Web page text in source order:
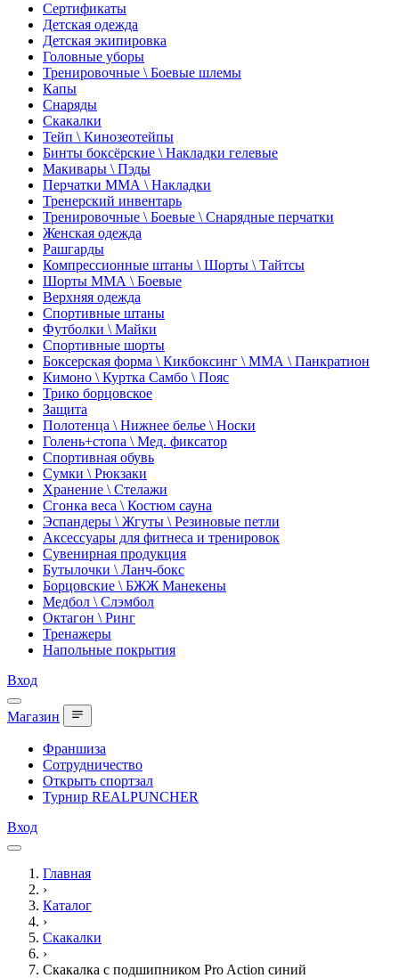
Сертификаты
Детская одежда
Детская экипировка
Головные уборы
Тренировочные \ Боевые шлемы
Капы
Снаряды
Скакалки
Тейп \ Кинозеотейпы
Бинты боксёрские \ Накладки гелевые
Макивары \ Пэды
Перчатки ММА \ Накладки
Тренерский инвентарь
Тренировочные \ Боевые \ Снарядные перчатки
Женская одежда
Рашгарды
Компрессионные штаны \ Шорты \ Тайтсы
Шорты ММА \ Боевые
Верхняя одежда
Спортивные штаны
Футболки \ Майки
Спортивные шорты
Боксерская форма \ Кикбоксинг \ ММА \ Панкратион
Кимоно \ Куртка Самбо \ Пояс
Трико борцовское
Защита
Полотенца \ Нижнее белье \ Носки
Голень+стопа \ Мед. фиксатор
Спортивная обувь
Сумки \ Рюкзаки
Хранение \ Стелажи
Сгонка веса \ Костюм сауна
Эспандеры \ Жгуты \ Резиновые петли
Аксессуары для фитнеса и тренировок
Сувенирная продукция
Бутылочки \ Ланч-бокс
Борцовские \ БЖЖ Манекены
Медбол \ Слэмбол
Октагон \ Ринг
Тренажеры
Напольные покрытия
Вход
Магазин
Франшиза
Сотрудничество
Открыть спортзал
Турнир REALPUNCHER
Вход
Главная
›
Каталог
›
Скакалки
›
Скакалка с подшипником Pro Action синий